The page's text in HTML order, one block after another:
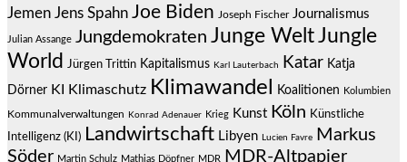
Jemen Jens Spahn Joe Biden Joseph Fischer Journalismus
Julian Assange Jungdemokraten Junge WeltJungle
World Jürgen Trittin Kapitalismus Karl Lauterbach Katar Katja
Dörner KI Klimaschutz Klimawandel Koalitionen Kolumbien
Kommunalverwaltungen Konrad Adenauer Krieg Kunst Köln Künstliche
Intelligenz (KI) Landwirtschaft Libyen Lucien Favre
Markus
Söder Martin Schulz Mathias Döpfner MDR MDR-Altpapier